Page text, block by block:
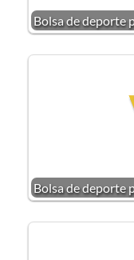
Bolsa de deporte
Bolsa de deporte